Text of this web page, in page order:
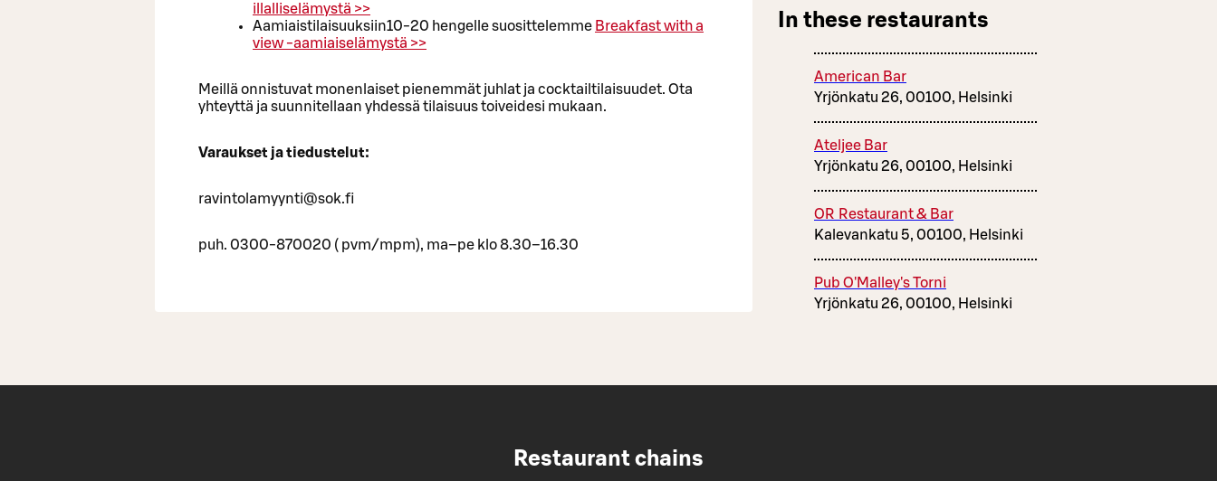
illalliselämystä >>
Aamiaistilaisuuksiin10-20 hengelle suosittelemme Breakfast with a
view -aamiaiselämystä >>
Meillä onnistuvat monenlaiset pienemmät juhlat ja cocktailtilaisuudet. Ota
yhteyttä ja suunnitellaan yhdessä tilaisuus toiveidesi mukaan.
Varaukset ja tiedustelut:
ravintolamyynti@sok.fi
puh. 0300-870020 ( pvm/mpm), ma–pe klo 8.30–16.30
In these restaurants
American Bar
Yrjönkatu 26, 00100, Helsinki
Ateljee Bar
Yrjönkatu 26, 00100, Helsinki
OR Restaurant & Bar
Kalevankatu 5, 00100, Helsinki
Pub O'Malley's Torni
Yrjönkatu 26, 00100, Helsinki
Restaurant chains